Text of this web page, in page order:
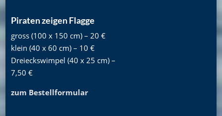
Piraten zeigen Flagge
gross (100 x 150 cm) – 20 €
klein (40 x 60 cm) – 10 €
Dreieckswimpel (40 x 25 cm) –
7,50 €
zum Bestellformular